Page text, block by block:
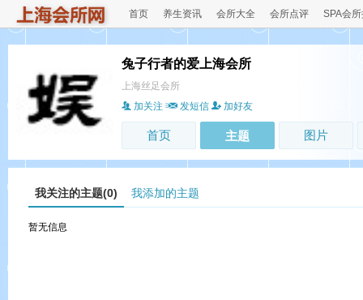
首页 养生资讯 会所大全 会所点评 SPA会
兔子行者的爱上海会所
上海丝足会所
加关注
发短信 加好友
首页 主题 图片
我关注的主题(0) 我添加的主题
暂无信息